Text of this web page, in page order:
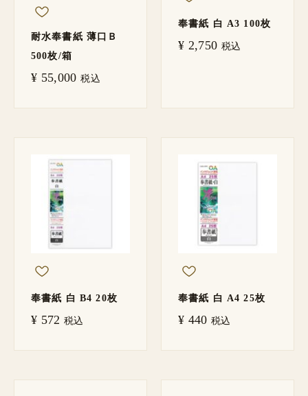
耐水奉書紙 薄口Ｂ
500枚/箱
¥ 55,000 税込
奉書紙 白 A3 100枚
¥ 2,750 税込
奉書紙 白 B4 20枚
¥ 572 税込
奉書紙 白 A4 25枚
¥ 440 税込